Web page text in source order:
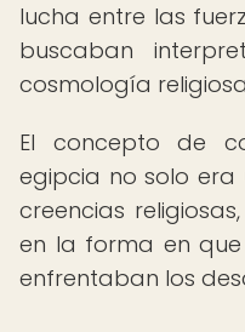
lucha entre las
buscaban
cosmología
El concepto de
egipcia no solo
creencias
en la forma en
enfrentaban los